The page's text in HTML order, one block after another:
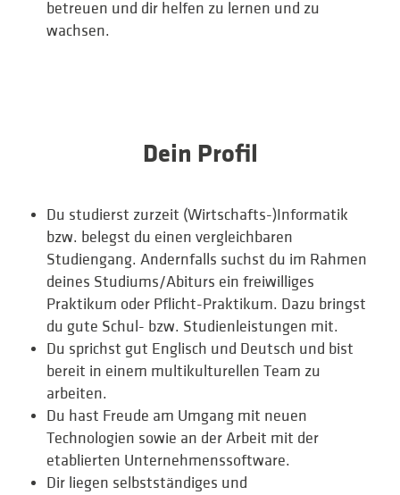
betreuen und dir helfen zu lernen und zu
wachsen.
Dein Profil
Du studierst zurzeit (Wirtschafts-)Informatik
bzw. belegst du einen vergleichbaren
Studiengang. Andernfalls suchst du im Rahmen
deines Studiums/Abiturs ein freiwilliges
Praktikum oder Pflicht-Praktikum. Dazu bringst
du gute Schul- bzw. Studienleistungen mit.
Du sprichst gut Englisch und Deutsch und bist
bereit in einem multikulturellen Team zu
arbeiten.
Du hast Freude am Umgang mit neuen
Technologien sowie an der Arbeit mit der
etablierten Unternehmenssoftware.
Dir liegen selbstständiges und